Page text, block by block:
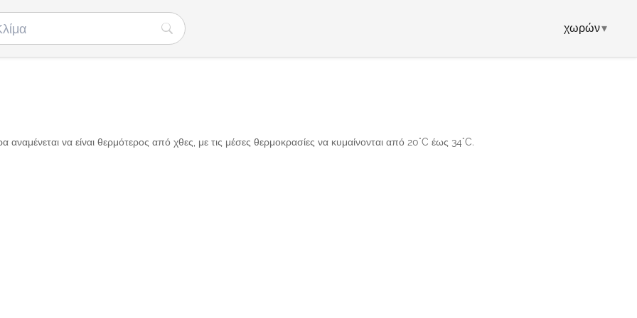
χωρών▾
να είναι θερμότερος από χθες, με τις μέσες θερμοκρασίες να κυμαίνονται από 20°C έως 34°C.